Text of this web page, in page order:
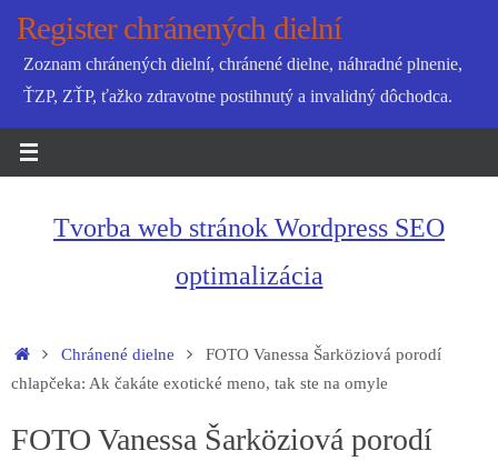
SkipRegister chránených dielní
Zoznam chránených dielní, chránené dielne, náhradné plnenie,
ŤZP, ZŤP, ťažko zdravotne postihnutý a invalidný dôchodca.
Tvorba web stránok Wordpress SEO
optimalizácia
HomeChránené dielne
FOTO Vanessa Šarköziová porodí
chlapčeka: Ak čakáte exotické meno, tak ste na omyle
FOTO Vanessa Šarköziová porodí